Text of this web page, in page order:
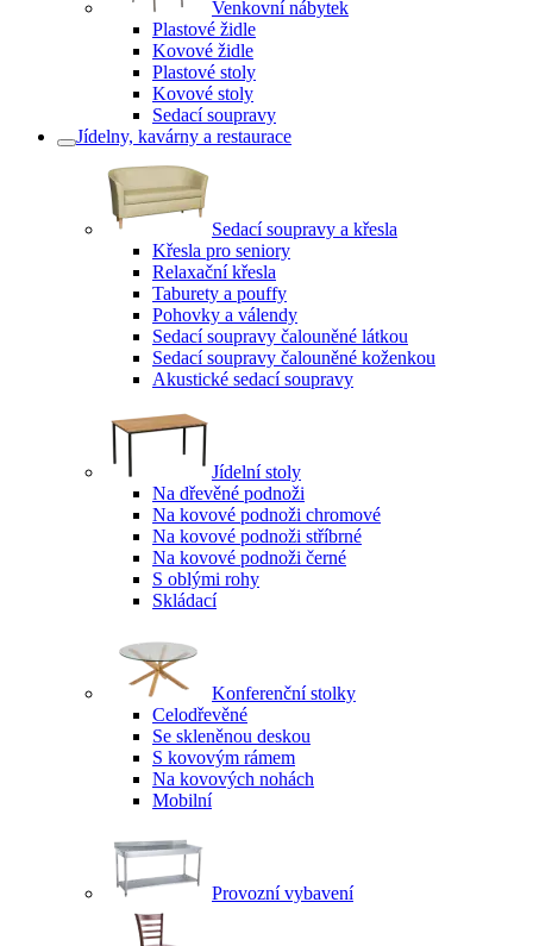
Venkovní nábytek
Plastové židle
Kovové židle
Plastové stoly
Kovové stoly
Sedací soupravy
Jídelny, kavárny a restaurace
Sedací soupravy a křesla
Křesla pro seniory
Relaxační křesla
Taburety a pouffy
Pohovky a válendy
Sedací soupravy čalouněné látkou
Sedací soupravy čalouněné koženkou
Akustické sedací soupravy
Jídelní stoly
Na dřevěné podnoži
Na kovové podnoži chromové
Na kovové podnoži stříbrné
Na kovové podnoži černé
S oblými rohy
Skládací
Konferenční stolky
Celodřevěné
Se skleněnou deskou
S kovovým rámem
Na kovových nohách
Mobilní
Provozní vybavení